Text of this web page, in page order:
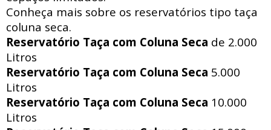
Conheça mais sobre os reservatórios tipo taça
coluna seca.
Reservatório Taça com Coluna Seca de 2.000
Litros
Reservatório Taça com Coluna Seca 5.000
Litros
Reservatório Taça com Coluna Seca 10.000
Litros